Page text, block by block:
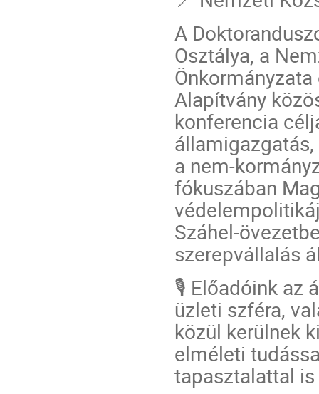
A
Osztálya, a
Alapítvány
konferencia
a nem-
fókuszában
Száhel-
szerepvállalás
🎙️ Előadóink az
üzleti szféra,
közül kerülnek
elméleti
tapasztalattal